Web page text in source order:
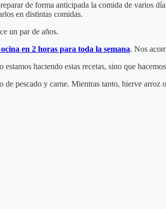
de forma anticipada la comida de varios
en distintas comidas.
un par de años.
en 2 horas para toda la semana. Nos
haciendo estas recetas, sino que
de pescado y carne. Mientras tanto, hierve arroz